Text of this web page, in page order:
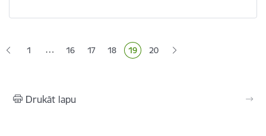
1 … Lapa
16 Lapa
17 Lapa
18 Pašreizējā lapa
19 Lapa
20
Drukāt lapu